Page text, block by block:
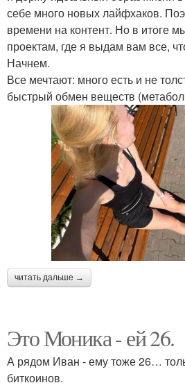
себе много новых лайфхаков.
времени на контент. Но в итоге
проектам, где я выдам вам все,
Начнем.
Все мечтают: много есть и не
быстрый обмен веществ
читать дальше →
Это Моника - ей 26.
А рядом Иван - ему тоже 26…
биткоинов.